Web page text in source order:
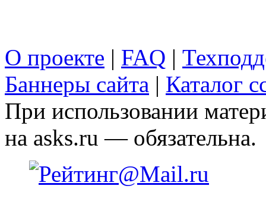
О проекте | FAQ |
Баннеры сайта | Каталог
При использовании
на asks.ru — обязательна.